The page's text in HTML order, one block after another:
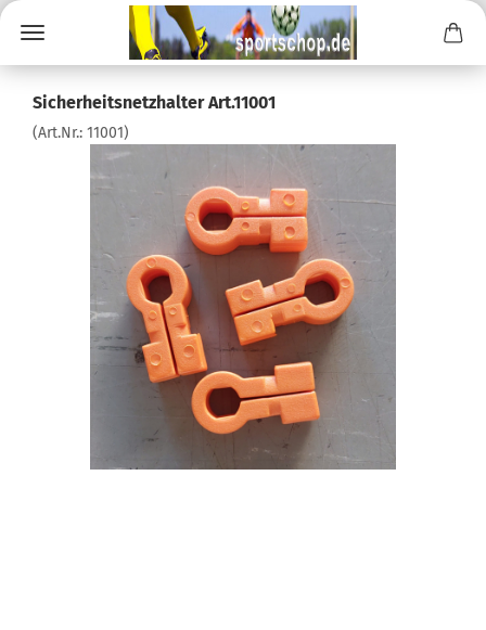
Sicherheitsnetzhalter Art.11001
(Art.Nr.: 11001)